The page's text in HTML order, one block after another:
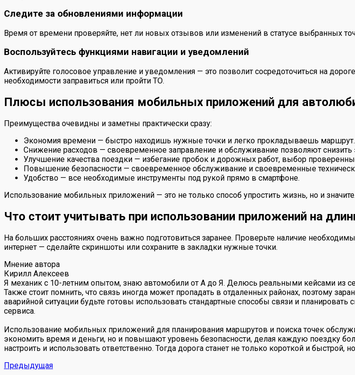
Следите за обновлениями информации
Время от времени проверяйте, нет ли новых отзывов или изменений в статусе выбранных
Воспользуйтесь функциями навигации и уведомлений
Активируйте голосовое управление и уведомления — это позволит сосредоточиться на
необходимости заправиться или пройти ТО.
Плюсы использования мобильных приложений для
Преимущества очевидны и заметны практически сразу:
Экономия времени — быстро находишь нужные точки и легко прокладываешь маршрут.
Снижение расходов — своевременное заправление и обслуживание позволяют снизить
Улучшение качества поездки — избегание пробок и дорожных работ, выбор
Повышение безопасности — своевременное обслуживание и своевременные
Удобство — все необходимые инструменты под рукой прямо в смартфоне.
Использование мобильных приложений — это не только способ упростить жизнь, но и
Что стоит учитывать при использовании приложений на
На больших расстояниях очень важно подготовиться заранее. Проверьте наличие
интернет — сделайте скриншоты или сохраните в закладки нужные точки.
Мнение автора
Кирилл Алексеев
Я механик с 10-летним опытом, знаю автомобили от А до Я. Делюсь реальными кейсами из
Также стоит помнить, что связь иногда может пропадать в отдаленных районах, поэтому
аварийной ситуации будьте готовы использовать стандартные способы связи и
сервиса.
Использование мобильных приложений для планирования маршрутов и поиска точек
экономить время и деньги, но и повышают уровень безопасности, делая каждую поездку
настроить и использовать ответственно. Тогда дорога станет не только короткой и быстрой,
Предыдущая